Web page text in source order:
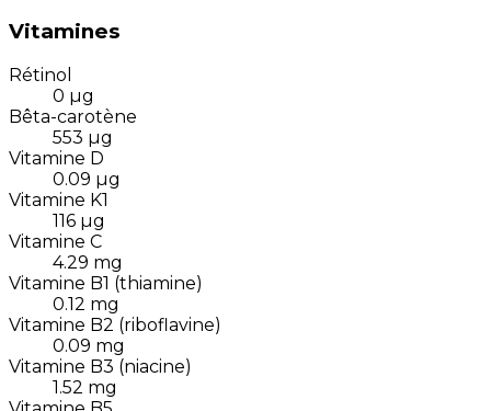
Vitamines
Rétinol
0 µg
Bêta-carotène
553 µg
Vitamine D
0.09 µg
Vitamine K1
116 µg
Vitamine C
4.29 mg
Vitamine B1 (thiamine)
0.12 mg
Vitamine B2 (riboflavine)
0.09 mg
Vitamine B3 (niacine)
1.52 mg